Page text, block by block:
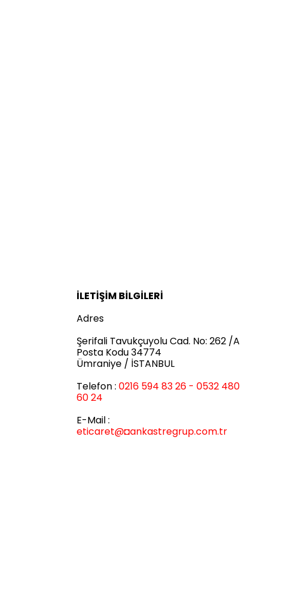
İLETİŞİM BİLGİLERİ
Adres
Şerifali Tavukçuyolu Cad. No: 262 /A
Posta Kodu 34774
Ümraniye / İSTANBUL
Telefon : 0216 594 83 26 - 0532 480
60 24
E-Mail :
eticaret@◘ankastregrup.com.tr